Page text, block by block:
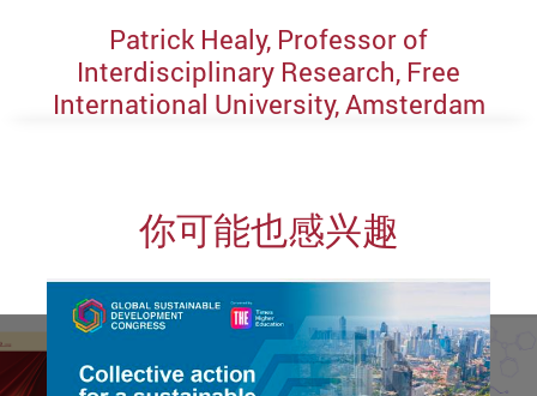
Patrick Healy, Professor of
Interdisciplinary Research, Free
International University, Amsterdam
你可能也感兴趣